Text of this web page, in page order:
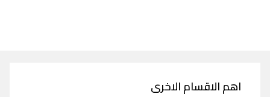
اهم الاقسام الاخرى